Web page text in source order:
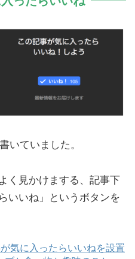
いていました。
く見かけまする、記事下
いいね」というボタンを
気に入ったらいいねを設置